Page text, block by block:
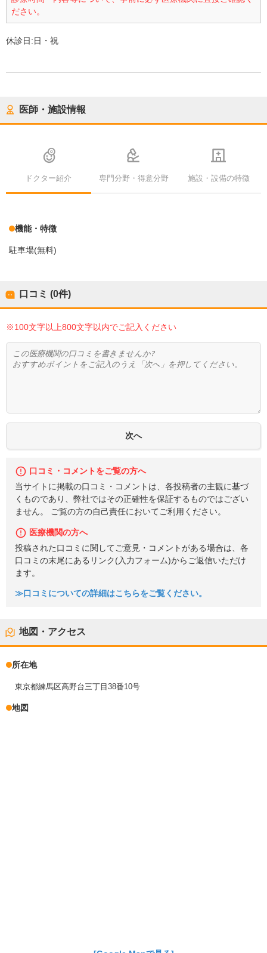
ださい。
休診日:日・祝
医師・施設情報
ドクター紹介 専門分野・得意分野 施設・設備の特徴
機能・特徴
駐車場(無料)
口コミ (0件)
※100文字以上800文字以内でご記入ください
口コミ・コメントをご覧の方へ
当サイトに掲載の口コミ・コメントは、各投稿者の主観に基づ
くものであり、弊社ではその正確性を保証するものではござい
ません。 ご覧の方の自己責任においてご利用ください。
医療機関の方へ
投稿された口コミに関してご意見・コメントがある場合は、各
口コミの末尾にあるリンク(入力フォーム)からご返信いただけ
ます。
≫口コミについての詳細はこちらをご覧ください。
地図・アクセス
所在地
東京都練馬区高野台三丁目38番10号
地図